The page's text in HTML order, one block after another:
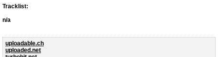
Tracklist:
n/a
uploadable.ch
uploaded.net